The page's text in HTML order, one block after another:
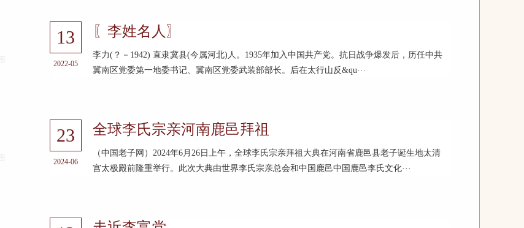
13
2022-05
〖李姓名人〗
李力(？－1942) 直隶冀县(今属河北)人。1935年加入中国共产党。抗日战争爆发后，历任中共
冀南区党委第一地委书记、冀南区党委武装部部长。后在太行山反&qu···
23
2024-06
全球李氏宗亲河南鹿邑拜祖
（中国老子网）2024年6月26日上午，全球李氏宗亲拜祖大典在河南省鹿邑县老子诞生地太清
宫太极殿前隆重举行。此次大典由世界李氏宗亲总会和中国鹿邑中国鹿邑李氏文化···